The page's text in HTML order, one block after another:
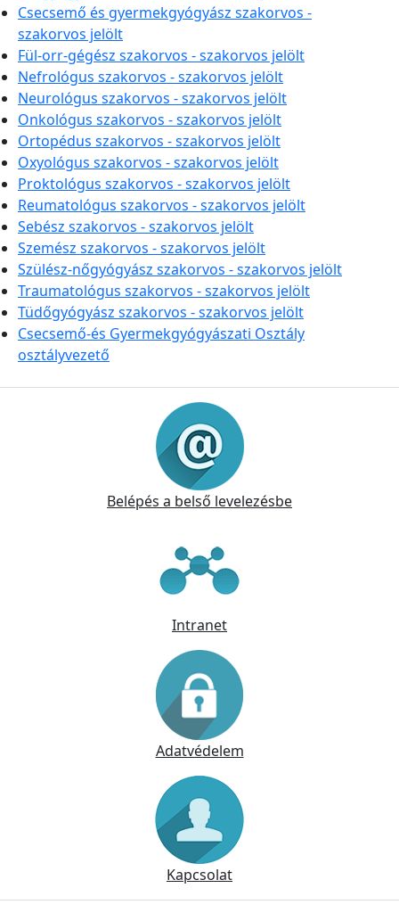
Csecsemő és gyermekgyógyász szakorvos -
szakorvos jelölt
Fül-orr-gégész szakorvos - szakorvos jelölt
Nefrológus szakorvos - szakorvos jelölt
Neurológus szakorvos - szakorvos jelölt
Onkológus szakorvos - szakorvos jelölt
Ortopédus szakorvos - szakorvos jelölt
Oxyológus szakorvos - szakorvos jelölt
Proktológus szakorvos - szakorvos jelölt
Reumatológus szakorvos - szakorvos jelölt
Sebész szakorvos - szakorvos jelölt
Szemész szakorvos - szakorvos jelölt
Szülész-nőgyógyász szakorvos - szakorvos jelölt
Traumatológus szakorvos - szakorvos jelölt
Tüdőgyógyász szakorvos - szakorvos jelölt
Csecsemő-és Gyermekgyógyászati Osztály
osztályvezető
Belépés a belső levelezésbe
Intranet
Adatvédelem
Kapcsolat